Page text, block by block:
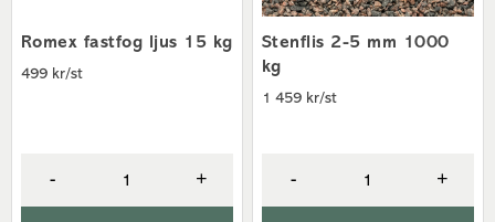
Romex fastfog ljus 15 kg
499 kr/st
- +
Stenflis 2-5 mm 1000
kg
1 459 kr/st
- +